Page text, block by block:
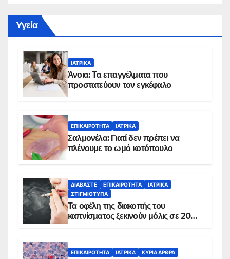
Yγεία
ΙΑΤΡΙΚΆ
Άνοια: Τα επαγγέλματα που
προστατεύουν τον εγκέφαλο
ΕΠΙΚΑΙΡΌΤΗΤΑ ΙΑΤΡΙΚΆ
Σαλμονέλα: Γιατί δεν πρέπει να
πλένουμε το ωμό κοτόπουλο
ΔΙΑΒΆΣΤΕ ΕΠΙΚΑΙΡΌΤΗΤΑ
ΙΑΤΡΙΚΆ
ΣΤΙΓΜΙΌΤΥΠΑ
Τα οφέλη της διακοπής του
καπνίσματος ξεκινούν μόλις σε 20
ΕΠΙΚΑΙΡΌΤΗΤΑ ΙΑΤΡΙΚΆ ΚΥΡΙΑ ΑΡΘΡΑ